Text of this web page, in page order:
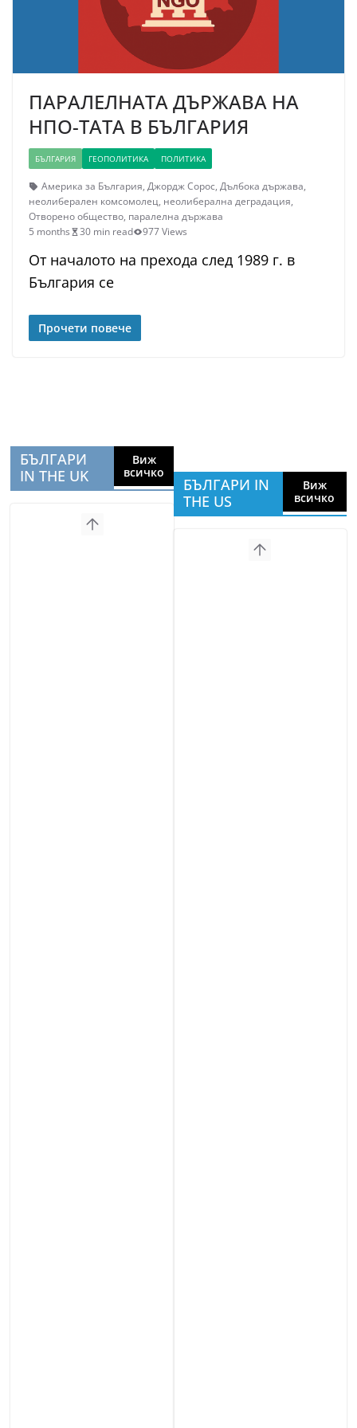
ПАРАЛЕЛНАТА ДЪРЖАВА НА
НПО-ТАТА В БЪЛГАРИЯ
БЪЛГАРИЯ ГЕОПОЛИТИКА ПОЛИТИКА
Америка за България, Джордж Сорос, Дълбока държава,
неолиберален комсомолец, неолиберална деградация,
Отворено общество, паралелна държава
5 months
30 min read 977 Views
От началото на прехода след 1989 г. в
България се
Прочети повече
БЪЛГАРИ
IN THE UK
Виж
всичко
БЪЛГАРИ IN
THE US
Виж
всичко